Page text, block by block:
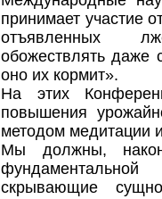
принимает участие
отъявленных
обожествлять даже
оно их кормит».
На этих
повышения
методом медитации
Мы должны,
скрывающие